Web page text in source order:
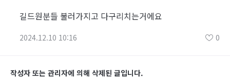
길드원분들 불러가지고 다구리치는거에요
2024.12.10 10:16 0
작성자 또는 관리자에 의해 삭제된 글입니다.